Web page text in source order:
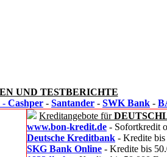
UND TESTBERICHTE
- Cashper - Santander - SWK Bank -
Kreditangebote für
www.bon-kredit.de - Sofortkredit
Deutsche Kreditbank - Kredite
SKG Bank Online - Kredite bis